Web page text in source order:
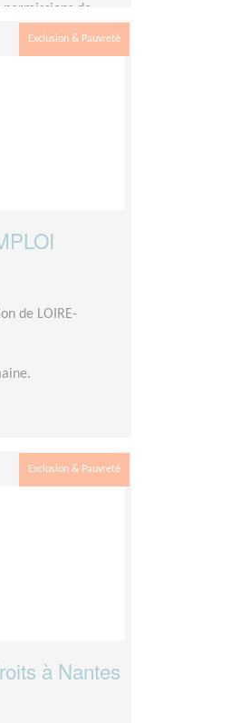
de
Exclusion & Pauvreté
de LOIRE-
Exclusion & Pauvreté
à Nantes